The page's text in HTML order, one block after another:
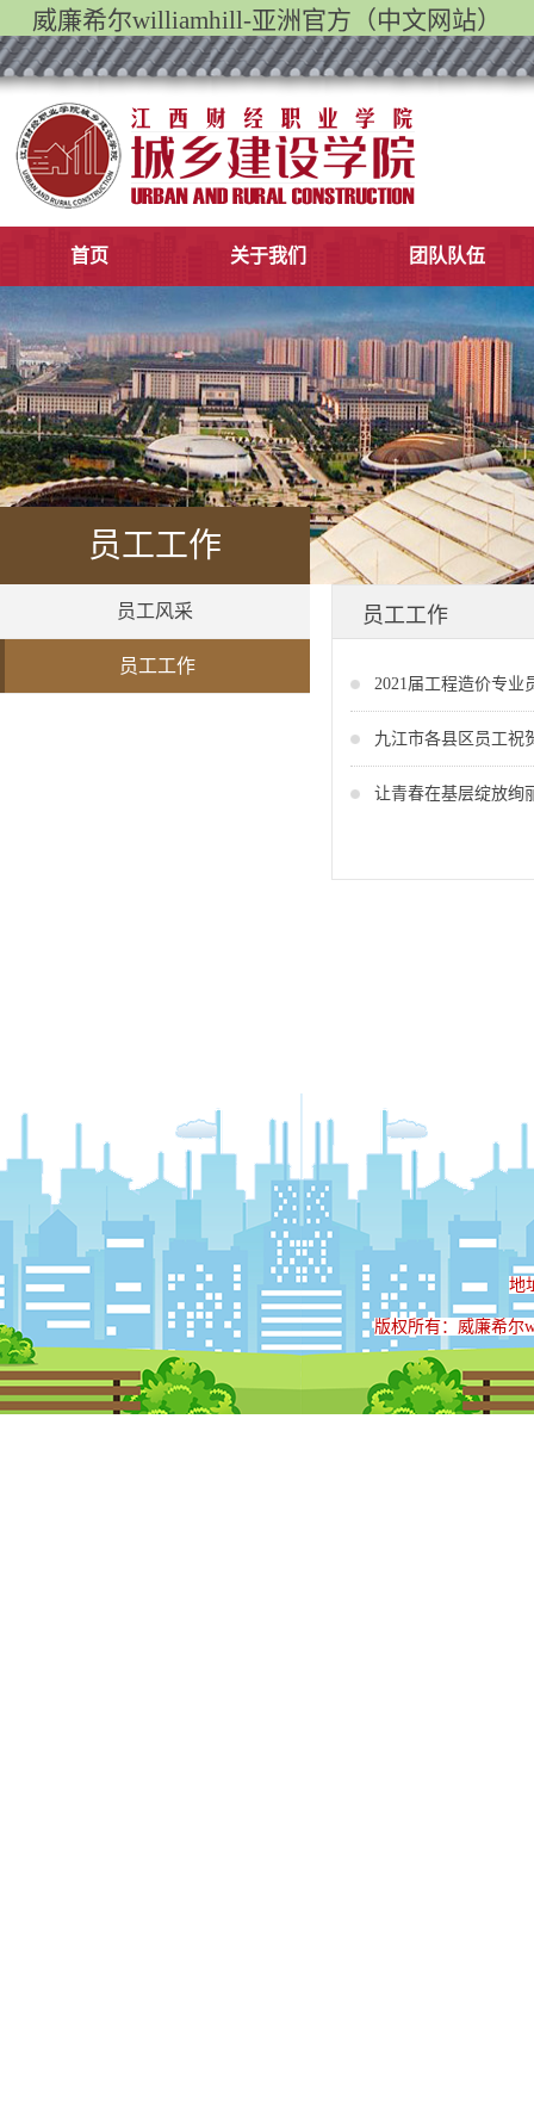
威廉希尔williamhill-亚洲官方（中文网站）
首页 ​关于我们 团队队伍
员工工作
员工风采
员工工作
员工工作
2021届工程造价专业
九江市各县区员工祝
让青春在基层绽放
地
版权所有：威廉希尔